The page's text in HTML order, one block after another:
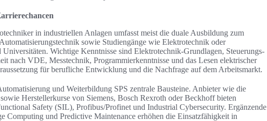
in industriellen Anlagen umfasst meist die duale Ausbildung zum
sowie Studiengänge wie Elektrotechnik oder
Wichtige Kenntnisse sind Elektrotechnik-Grundlagen, Steuerungs-
nach VDE, Messtechnik, Programmierkenntnisse und das Lesen elektrischer
für berufliche Entwicklung und die Nachfrage auf dem Arbeitsmarkt.
und Weiterbildung SPS zentrale Bausteine. Anbieter wie die
Herstellerkurse von Siemens, Bosch Rexroth oder Beckhoff bieten
Safety (SIL), Profibus/Profinet und Industrial Cybersecurity. Ergänzende
Computing und Predictive Maintenance erhöhen die Einsatzfähigkeit in